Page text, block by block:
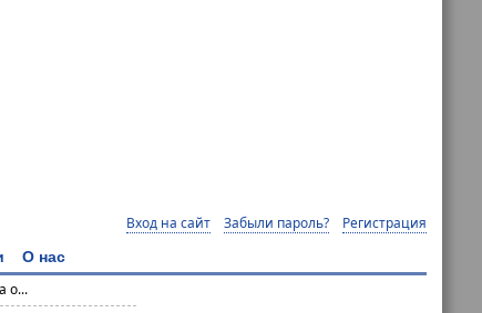
Вход на сайт Забыли пароль? Регистрация
О нас
о...